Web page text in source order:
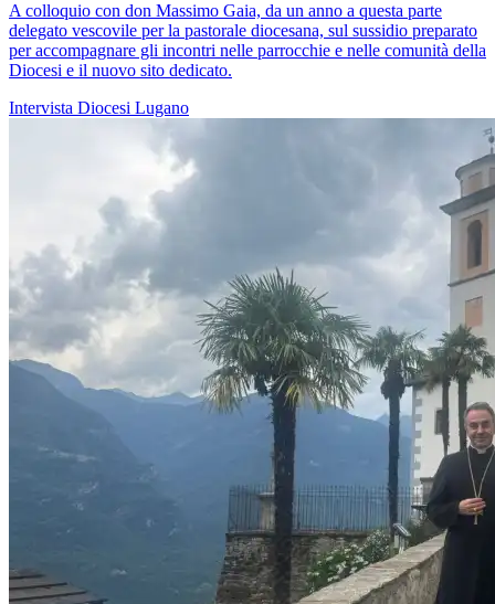
A colloquio con don Massimo Gaia, da un anno a questa parte
delegato vescovile per la pastorale diocesana, sul sussidio preparato
per accompagnare gli incontri nelle parrocchie e nelle comunità della
Diocesi e il nuovo sito dedicato.
Intervista Diocesi Lugano